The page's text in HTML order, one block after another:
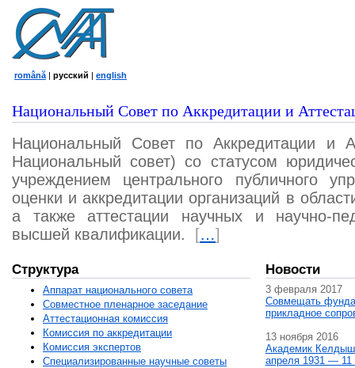
română | русский | english
Национальный Совет по Аккредитации и
Национальный Совет по Аккредитации и
Национальный совет) со статусом
учреждением центрального публичного
оценки и аккредитации организаций в
а также аттестации научных и научно-
высшей квалификации.
[…]
Структура
Аппарат национального совета
Совместное пленарное заседание
Аттестационная комисcия
Комиссия по аккредитации
Комиссия экспертов
Специализированные научные советы
Новости
3 февраля 2017
Совмещать
прикладное
13 ноября 2016
Академик
апреля 1931 — 11